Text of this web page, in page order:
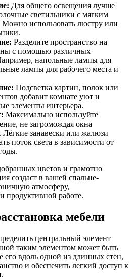
Для общего освещения лучше
светильники с мягким
Можно использовать люстру или
Разделите пространство на
с помощью различных
напольные лампы для
лампы для рабочего места и
Подсветка картин, полок или
добавит комнате уют и
элементы интерьера.
Максимально используйте
не загромождая окна
занавески или жалюзи
поток света в зависимости от
цветов и грамотно
создаст в вашей спальне-
атмосферу,
продуктивной работе.
мебели
центральный элемент
таким элементом может быть
его вдоль одной из длинных стен,
и обеспечить легкий доступ к